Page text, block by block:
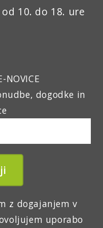
10. do 18. ure
NOVICE
dogodke in
z dogajanjem v
uporabo